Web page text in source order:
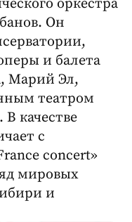
оркестра
Он
и балета
Марий Эл,
театром
качестве
с
concert»
мировых
и